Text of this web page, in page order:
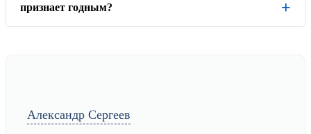
признает годным?
Александр Сергеев